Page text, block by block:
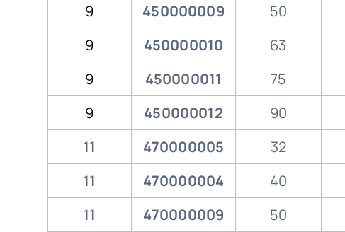
9
450000009 50
9
450000010 63
9
450000011 75
9
450000012 90
11
470000005 32
11
470000004 40
11
470000009 50